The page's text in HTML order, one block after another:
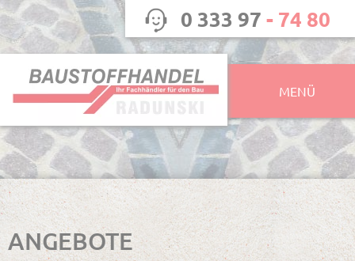
0 333 97 - 74 80
MENÜ
ANGEBOTE